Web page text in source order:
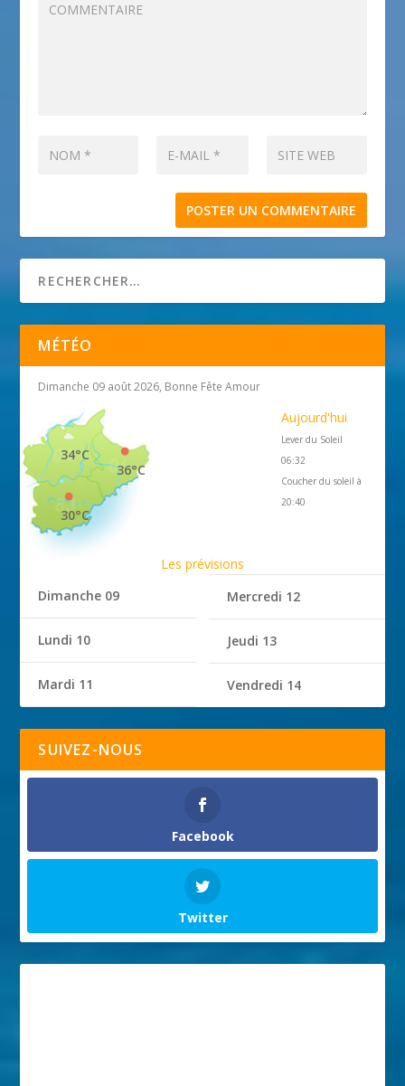
MÉTÉO
Dimanche 09 août 2026, Bonne Fête Amour
36°C
34°C
30°C
Aujourd'hui
Lever du Soleil
06:32
Coucher du soleil à
20:40
Les prévisions
Dimanche 09
Lundi 10
Mardi 11
Mercredi 12
Jeudi 13
Vendredi 14
SUIVEZ-NOUS
Facebook
Twitter